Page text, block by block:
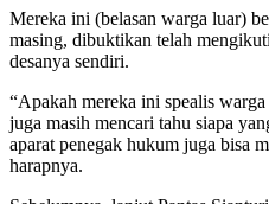
Mereka ini (belasan warga luar)
masing, dibuktikan telah
desanya sendiri.
“Apakah mereka ini spealis
juga masih mencari tahu siapa
aparat penegak hukum juga bisa
harapnya.